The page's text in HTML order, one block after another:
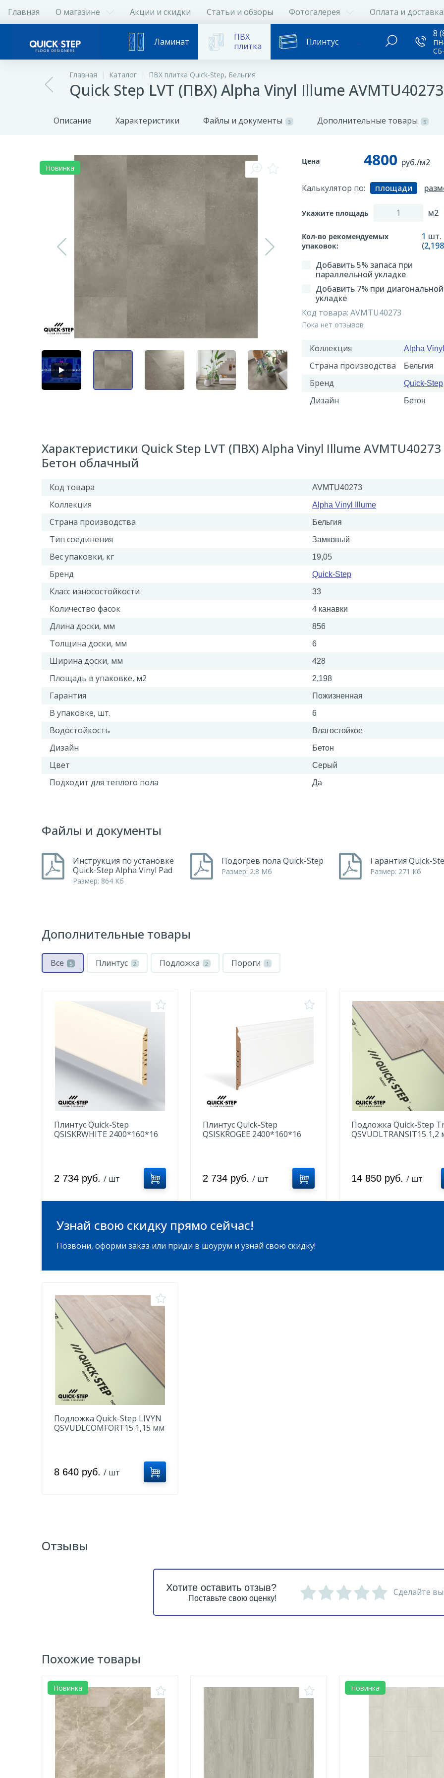
Главная О магазине Акции и скидки Статьи и обзоры Фотогалерея Оплата и доставка
Ламинат
ПВХ
плитка
Плинтус ...
8
Главная Каталог ПВХ плитка Quick-Step, Бельгия
Quick Step LVT (ПВХ) Alpha Vinyl Illume
Описание Характеристики Файлы и документы 3 Дополнительные товары 5
Новинка
Цена 4800 руб./м2
Калькулятор по: площади
Укажите площадь м2
Кол-во рекомендуемых
упаковок:
1 шт.
(2,198
Добавить 5% запаса при
параллельной укладке
Добавить 7% при диагональной
укладке
Код товара: AVMTU40273
Пока нет отзывов
Коллекция Alpha
Страна производства Бельгия
Бренд Quick-Step
Дизайн Бетон
Характеристики Quick Step LVT (ПВХ) Alpha Vinyl Illume AVMTU40273
Бетон облачный
Код товара AVMTU40273
Коллекция Alpha Vinyl Illume
Страна производства Бельгия
Тип соединения Замковый
Вес упаковки, кг 19,05
Бренд Quick-Step
Класс износостойкости 33
Количество фасок 4 канавки
Длина доски, мм 856
Толщина доски, мм 6
Ширина доски, мм 428
Площадь в упаковке, м2 2,198
Гарантия Пожизненная
В упаковке, шт. 6
Водостойкость Влагостойкое
Дизайн Бетон
Цвет Серый
Подходит для теплого пола Да
Файлы и документы
Инструкция по установке
Quick-Step Alpha Vinyl Pad
Размер: 864 Кб
Подогрев пола Quick-Step
Размер: 2.8 Мб
Гарантия Quick-
Размер: 271 Кб
Дополнительные товары
Все 5 Плинтус 2 Подложка 2 Пороги 1
Плинтус Quick-Step
QSISKRWHITE 2400*160*16
2 734 руб. / шт
Плинтус Quick-Step
QSISKROGEE 2400*160*16
2 734 руб. / шт
Подложка Quick-Step
QSVUDLTRANSIT15 1,2
14 850 руб. / шт
Узнай свою скидку прямо сейчас!
Позвони, оформи заказ или приди в шоурум и узнай свою скидку!
Подложка Quick-Step LIVYN
QSVUDLCOMFORT15 1,15 мм
8 640 руб. / шт
Отзывы
Хотите оставить отзыв?
Поставьте свою оценку!
Сделайте
Похожие товары
Новинка Новинка